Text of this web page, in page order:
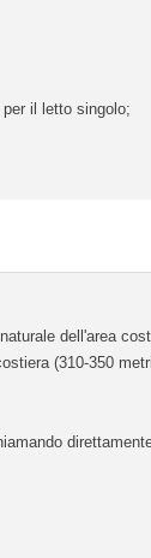
il letto singolo;
dell'area
(310-350